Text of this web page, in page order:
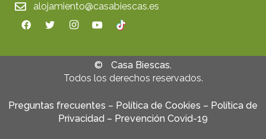
alojamiento@casabiescas.es
©
Casa Biescas.
Todos los derechos reservados.
Preguntas frecuentes – Política de Cookies – Política de
Privacidad – Prevención Covid-19